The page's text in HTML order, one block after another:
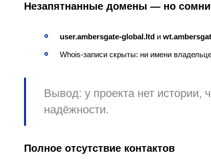
Незапятнанные домены — но
user.ambersgate-global.ltd и
Whois‑записи скрыты: ни имени
Вывод: у проекта нет истории,
надёжности.
Полное отсутствие контактов